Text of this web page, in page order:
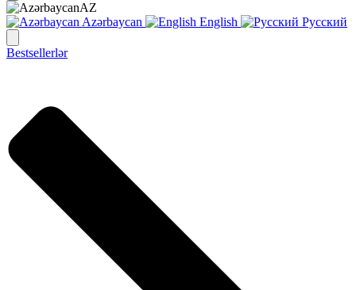
AZ
Azərbaycan
English Русский
Bestsellerlər